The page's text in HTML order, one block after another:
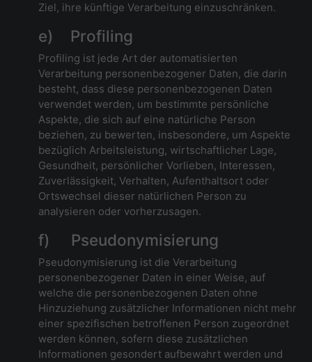
Ziel, ihre künftige Verarbeitung einzuschränken.
e) Profiling
Profiling ist jede Art der automatisierten
Verarbeitung personenbezogener Daten, die darin
besteht, dass diese personenbezogenen Daten
verwendet werden, um bestimmte persönliche
Aspekte, die sich auf eine natürliche Person
beziehen, zu bewerten, insbesondere, um Aspekte
bezüglich Arbeitsleistung, wirtschaftlicher Lage,
Gesundheit, persönlicher Vorlieben, Interessen,
Zuverlässigkeit, Verhalten, Aufenthaltsort oder
Ortswechsel dieser natürlichen Person zu
analysieren oder vorherzusagen.
f) Pseudonymisierung
Pseudonymisierung ist die Verarbeitung
personenbezogener Daten in einer Weise, auf
welche die personenbezogenen Daten ohne
Hinzuziehung zusätzlicher Informationen nicht mehr
einer spezifischen betroffenen Person zugeordnet
werden können, sofern diese zusätzlichen
Informationen gesondert aufbewahrt werden und